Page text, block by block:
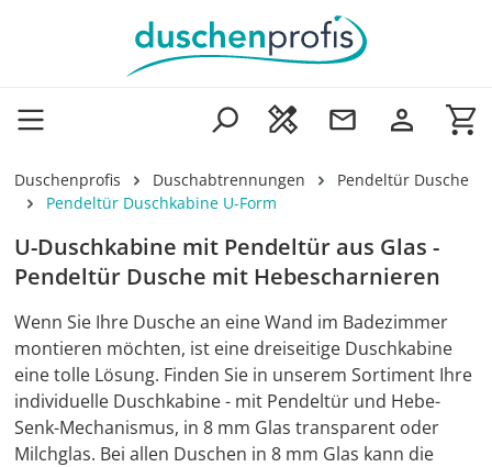
Zum Hauptinhalt springen
Duschenprofis Duschabtrennungen
Pendeltür Dusche
Pendeltür Duschkabine U-Form
U-Duschkabine mit Pendeltür aus Glas -
Pendeltür Dusche mit Hebescharnieren
Wenn Sie Ihre Dusche an eine Wand im Badezimmer
montieren möchten, ist eine dreiseitige Duschkabine
eine tolle Lösung. Finden Sie in unserem Sortiment Ihre
individuelle Duschkabine - mit Pendeltür und Hebe-
Senk-Mechanismus, in 8 mm Glas transparent oder
Milchglas. Bei allen Duschen in 8 mm Glas kann die